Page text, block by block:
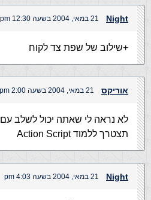
Night 21 במאי, 2004 בשעה 12:30 pm
+שילוב של שפת צד לקוח
אוריקס 21 במאי, 2004 בשעה 2:00 pm
לא נראה לי שאתה יכול לשלב עם ASP
תצטרך ללמוד Action Script
Night 21 במאי, 2004 בשעה 4:03 pm